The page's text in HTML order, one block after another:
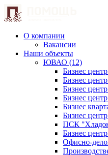
О компании
Вакансии
Наши объекты
ЮВАО (12)
Бизнес
Бизнес
Бизнес
Бизнес
Бизнес
Бизнес
ПСК
Бизнес
Офисно-